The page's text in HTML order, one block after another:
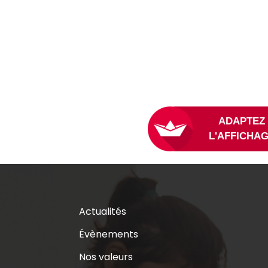
Actualités
Évènements
Nos valeurs